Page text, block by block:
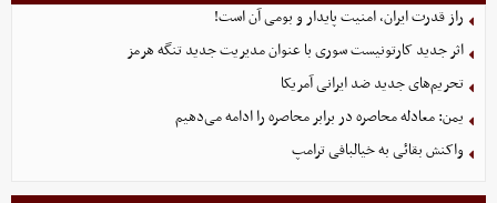
راز قدرت ایران، امنیت پایدار و بومی آن است!
اثر جدید کارتونیست سوری با عنوان مدیریت جدید تنگه هرمز
تحریم‌های جدید ضد ایرانی آمریکا
یمن: معادله محاصره در برابر محاصره را ادامه می‌دهیم
واکنش بقائی به خیالبافی ترامپ